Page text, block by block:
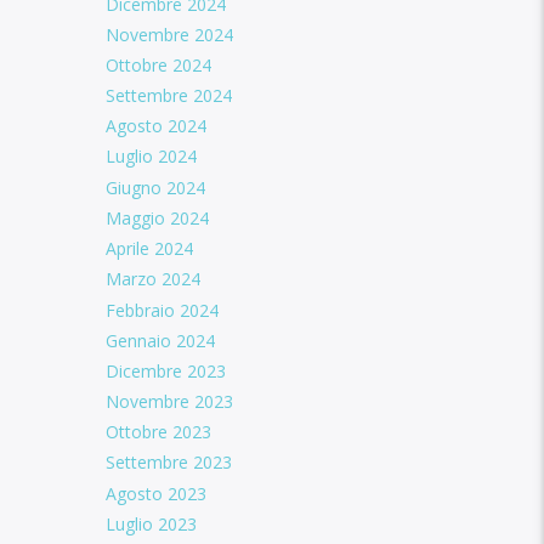
Novembre 2024
Ottobre 2024
Settembre 2024
Agosto 2024
Luglio 2024
Giugno 2024
Maggio 2024
Aprile 2024
Marzo 2024
Febbraio 2024
Gennaio 2024
Dicembre 2023
Novembre 2023
Ottobre 2023
Settembre 2023
Agosto 2023
Luglio 2023